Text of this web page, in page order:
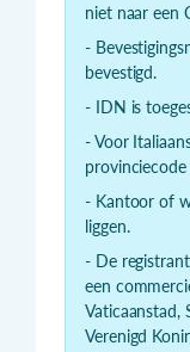
niet naar een
-
bevestigd.
- IDN is
- Voor
provinciecode
- Kantoor of
liggen.
- De
een
Vaticaanstad,
Verenigd